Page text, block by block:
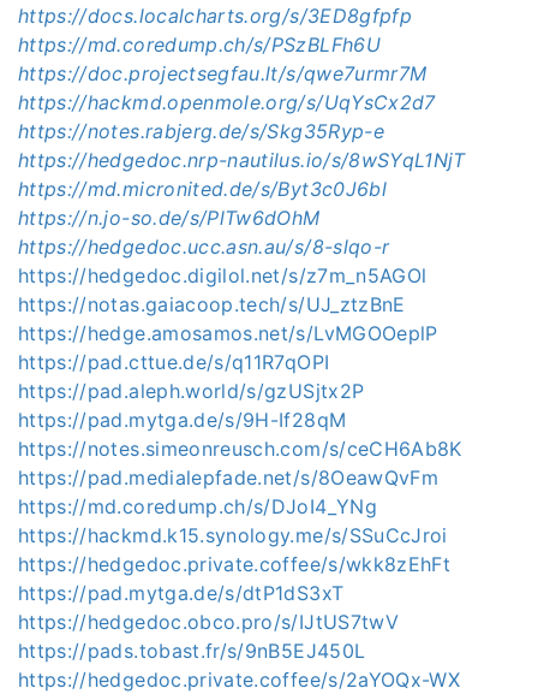
https://docs.localcharts.org/s/3ED8gfpfp
https://md.coredump.ch/s/PSzBLFh6U
https://doc.projectsegfau.lt/s/qwe7urmr7M
https://hackmd.openmole.org/s/UqYsCx2d7
https://notes.rabjerg.de/s/Skg35Ryp-e
https://hedgedoc.nrp-nautilus.io/s/8wSYqL1NjT
https://md.micronited.de/s/Byt3c0J6bl
https://n.jo-so.de/s/PlTw6dOhM
https://hedgedoc.ucc.asn.au/s/8-slqo-r
https://hedgedoc.digilol.net/s/z7m_n5AGOl
https://notas.gaiacoop.tech/s/UJ_ztzBnE
https://hedge.amosamos.net/s/LvMGOOeplP
https://pad.cttue.de/s/q11R7qOPI
https://pad.aleph.world/s/gzUSjtx2P
https://pad.mytga.de/s/9H-If28qM
https://notes.simeonreusch.com/s/ceCH6Ab8K
https://pad.medialepfade.net/s/8OeawQvFm
https://md.coredump.ch/s/DJoI4_YNg
https://hackmd.k15.synology.me/s/SSuCcJroi
https://hedgedoc.private.coffee/s/wkk8zEhFt
https://pad.mytga.de/s/dtP1dS3xT
https://hedgedoc.obco.pro/s/IJtUS7twV
https://pads.tobast.fr/s/9nB5EJ450L
https://hedgedoc.private.coffee/s/2aYOQx-WX